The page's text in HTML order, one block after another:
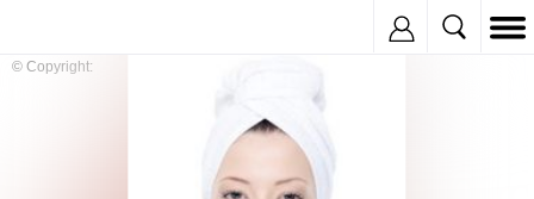
© Copyright: